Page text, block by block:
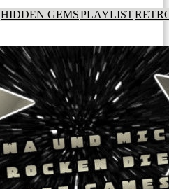
HIDDEN GEMSPLAYLIST